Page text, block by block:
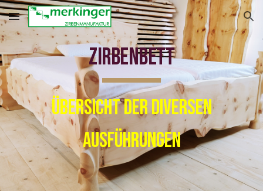
Skip to main content Skip to navigation
Zirbenbett
Übersicht der diversen
Ausführungen